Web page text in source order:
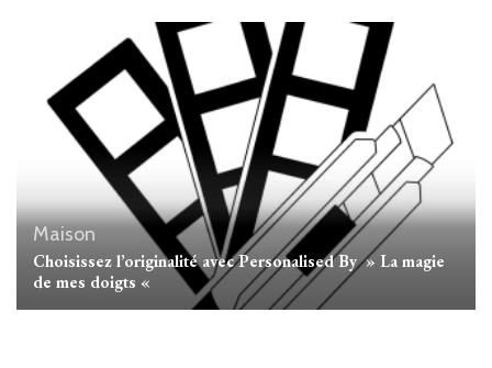
Maison
Choisissez l’originalité avec Personalised By » La magie
de mes doigts «